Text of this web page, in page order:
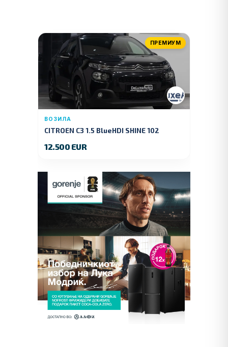
ПРЕМИУМ
ВОЗИЛА
CITROEN C3 1.5 BlueHDI SHINE 102
12.500 EUR